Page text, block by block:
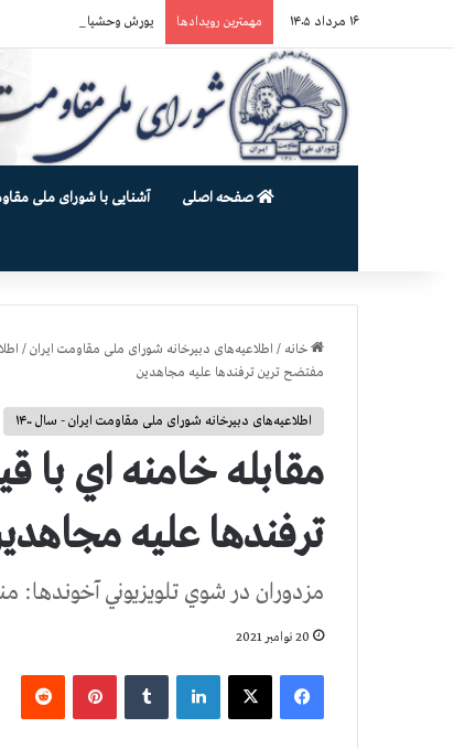
۱۶ مرداد ۱۴۰۵ مهمترین رویدادها یورش وحشیانه دژخیمان رژیم آخوندی به بند ۷ زندان
صفحه اصلی آشنایی با شورای ملی
خانه / اطلاعیه‌های دبیرخانه شورای ملی مقاومت ایران/
مفتضح ترين ترفندها عليه مجاهدين
اطلاعیه‌های دبیرخانه شورای ملی مقاومت ایران - سال ۱۴۰۰
مقابله خامنه اي با
ترفندها عليه
مزدوران در شوي تلويزيوني آخوندها:
20 نوامبر 2021
فیس بوک X ‫پین‌ترست